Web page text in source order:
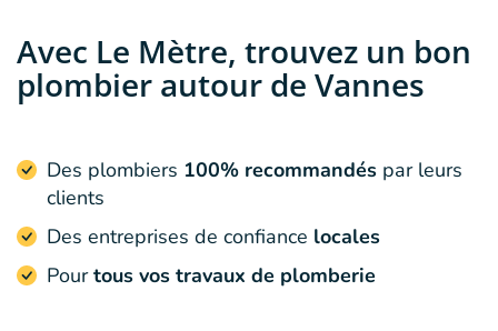
Avec Le Mètre, trouvez un bon
plombier autour de Vannes
Des plombiers 100% recommandés par leurs
clients
Des entreprises de confiance locales
Pourtous vos travaux de plomberie